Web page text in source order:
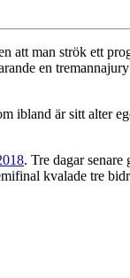
att man strök ett
en
ibland är sitt alter
. Tre dagar
kvalade tre